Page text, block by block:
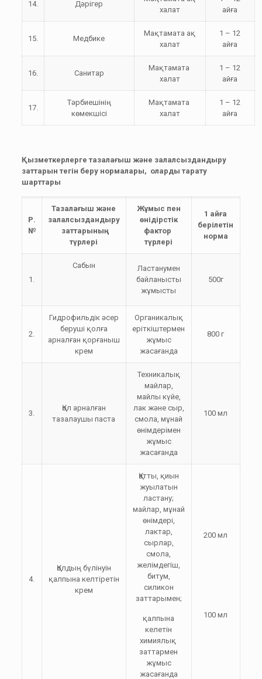
14. Дәрігер
халат
айға
15. Медбике
Мақтамата ақ
халат
1 – 12
айға
16. Санитар
Мақтамата
халат
1 – 12
айға
17.
Тәрбиешінің
көмекшісі
Мақтамата
халат
1 – 12
айға
Қызметкерлерге тазалағыш және залалсыздандыру
заттарын тегін беру нормалары, оларды тарату
шарттары
Р.
№
Тазалағыш және
залалсыздандыру
заттарының
түрлері
Жұмыс пен
өнідірстік
фактор
түрлері
1 айға
берілетін
норма
1.
Сабын
Ластанумен
байланысты
жұмысты
500г
2.
Гидрофильдік әсер
беруші қолға
арналған қорғаныш
крем
Органикалық
еріткіштермен
жұмыс
жасағанда
800 г
3.
Қол арналған
тазалаушы паста
Техникалық
майлар,
майлы күйе,
лак және сыр,
смола, мұнай
өнімдерімен
жұмыс
жасағанда
100 мл
4.
Қолдың бүлінуін
қалпына келтіретін
крем
Қатты, қиын
жуылатын
ластану;
майлар, мұнай
өнімдері,
лактар,
сырлар,
смола,
желімдегіш,
битум,
силикон
заттарымен;
қалпына
келетін
химиялық
заттармен
жұмыс
жасағанда
200 мл
100 мл